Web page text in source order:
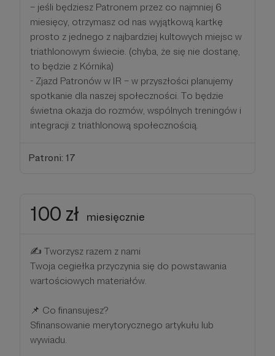
– jeśli będziesz Patronem przez co najmniej 6
miesięcy, otrzymasz od nas wyjątkową kartkę
prosto z jednego z najbardziej kultowych miejsc w
triathlonowym świecie. (chyba, że się nie dostanę,
to będzie z Kórnika)
- Zjazd Patronów w IR – w przyszłości planujemy
spotkanie dla naszej społeczności. To będzie
świetna okazja do rozmów, wspólnych treningów i
integracji z triathlonową społecznością.
Patroni: 17
100 zł miesięcznie
✍️ Tworzysz razem z nami
Twoja cegiełka przyczynia się do powstawania
wartościowych materiałów.
📌 Co finansujesz?
Sfinansowanie merytorycznego artykułu lub
wywiadu.